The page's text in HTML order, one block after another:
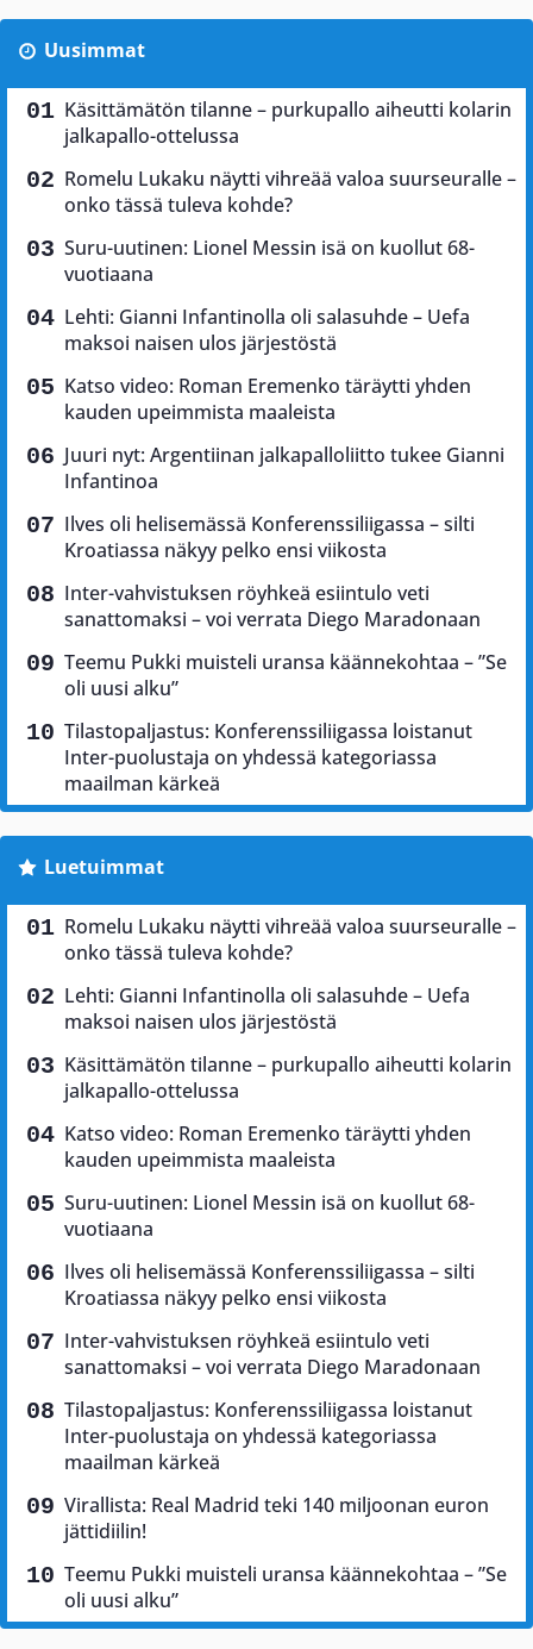
Uusimmat
Käsittämätön tilanne – purkupallo aiheutti kolarin
jalkapallo-ottelussa
Romelu Lukaku näytti vihreää valoa suurseuralle –
onko tässä tuleva kohde?
Suru-uutinen: Lionel Messin isä on kuollut 68-
vuotiaana
Lehti: Gianni Infantinolla oli salasuhde – Uefa
maksoi naisen ulos järjestöstä
Katso video: Roman Eremenko täräytti yhden
kauden upeimmista maaleista
Juuri nyt: Argentiinan jalkapalloliitto tukee Gianni
Infantinoa
Ilves oli helisemässä Konferenssiliigassa – silti
Kroatiassa näkyy pelko ensi viikosta
Inter-vahvistuksen röyhkeä esiintulo veti
sanattomaksi – voi verrata Diego Maradonaan
Teemu Pukki muisteli uransa käännekohtaa – ”Se
oli uusi alku”
Tilastopaljastus: Konferenssiliigassa loistanut
Inter-puolustaja on yhdessä kategoriassa
maailman kärkeä
Luetuimmat
Romelu Lukaku näytti vihreää valoa suurseuralle –
onko tässä tuleva kohde?
Lehti: Gianni Infantinolla oli salasuhde – Uefa
maksoi naisen ulos järjestöstä
Käsittämätön tilanne – purkupallo aiheutti kolarin
jalkapallo-ottelussa
Katso video: Roman Eremenko täräytti yhden
kauden upeimmista maaleista
Suru-uutinen: Lionel Messin isä on kuollut 68-
vuotiaana
Ilves oli helisemässä Konferenssiliigassa – silti
Kroatiassa näkyy pelko ensi viikosta
Inter-vahvistuksen röyhkeä esiintulo veti
sanattomaksi – voi verrata Diego Maradonaan
Tilastopaljastus: Konferenssiliigassa loistanut
Inter-puolustaja on yhdessä kategoriassa
maailman kärkeä
Virallista: Real Madrid teki 140 miljoonan euron
jättidiilin!
Teemu Pukki muisteli uransa käännekohtaa – ”Se
oli uusi alku”